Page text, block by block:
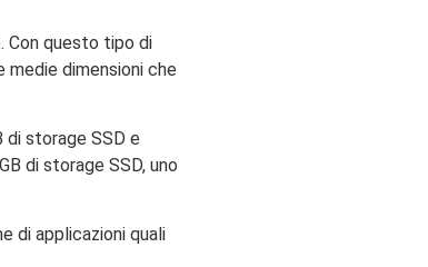
Con questo tipo di
dimensioni che
storage SSD e
di storage SSD, uno
di applicazioni quali